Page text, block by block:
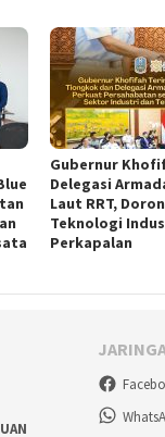
Gubernur
Delegasi
Laut RRT,
Teknologi
Perkapalan